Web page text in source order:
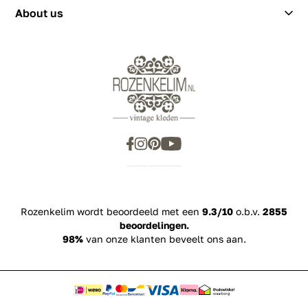
About us
Rozenkelim wordt beoordeeld met een 9.3/10 o.b.v. 2855
beoordelingen.
98%van onze klanten beveelt ons aan.